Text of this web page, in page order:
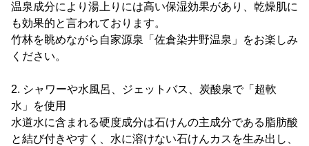
温泉成分により湯上りには高い保湿効果があり、乾燥肌に
も効果的と言われております。
竹林を眺めながら自家源泉「佐倉染井野温泉」をお楽しみ
ください。
2. シャワーや水風呂、ジェットバス、炭酸泉で「超軟
水」を使用
水道水に含まれる硬度成分は石けんの主成分である脂肪酸
と結び付きやすく、水に溶けない石けんカスを生み出し、